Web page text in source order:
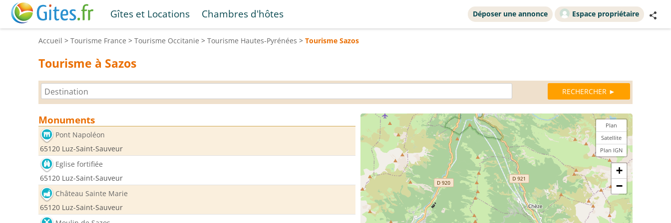
Gîtes et Locations Chambres d'hôtes Déposer une annonce Espace propriétaire
Accueil > Tourisme France > Tourisme Occitanie > Tourisme Hautes-Pyrénées > Tourisme Sazos
Tourisme à Sazos
Monuments
Pont Napoléon
65120 Luz-Saint-Sauveur
Eglise fortifiée
65120 Luz-Saint-Sauveur
Château Sainte Marie
65120 Luz-Saint-Sauveur
Plan
Satellite
Plan IGN
+
−